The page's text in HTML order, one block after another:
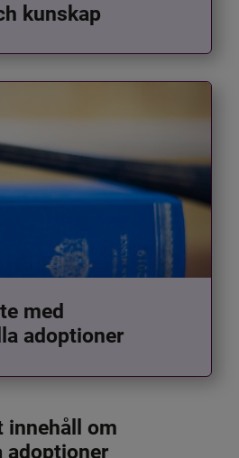
kunskap
med
adoptioner
innehåll om
adoptioner